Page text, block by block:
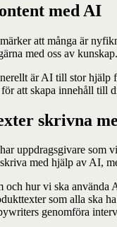
med AI
att många är
med oss av
är AI till stor hjälp
att skapa innehåll till
skrivna
uppdragsgivare som
med hjälp av AI,
och hur vi ska använda
som alla ska
genomföra